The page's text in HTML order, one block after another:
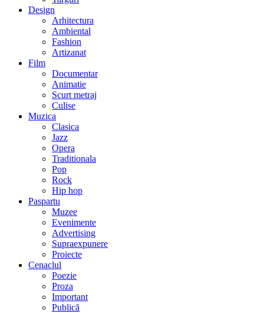
Design
Arhitectura
Ambiental
Fashion
Artizanat
Film
Documentar
Animatie
Scurt metraj
Culise
Muzica
Clasica
Jazz
Opera
Traditionala
Pop
Rock
Hip hop
Paspartu
Muzee
Evenimente
Advertising
Supraexpunere
Proiecte
Cenaclul
Poezie
Proza
Important
Publică